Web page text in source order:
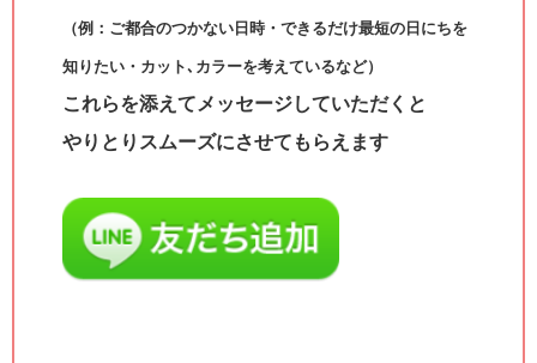
（例：ご都合のつかない日時・できるだけ最短の日にちを
知りたい・カット､カラーを考えているなど）
これらを添えてメッセージしていただくと
やりとりスムーズにさせてもらえます